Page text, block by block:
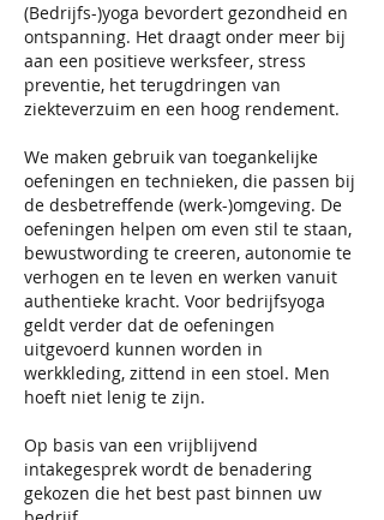
(Bedrijfs-)yoga bevordert gezondheid en
ontspanning. Het draagt onder meer bij
aan een positieve werksfeer, stress
preventie, het terugdringen van
ziekteverzuim en een hoog rendement.
We maken gebruik van toegankelijke
oefeningen en technieken, die passen bij
de desbetreffende (werk-)omgeving. De
oefeningen helpen om even stil te staan,
bewustwording te creeren, autonomie te
verhogen en te leven en werken vanuit
authentieke kracht. Voor bedrijfsyoga
geldt verder dat de oefeningen
uitgevoerd kunnen worden in
werkkleding, zittend in een stoel. Men
hoeft niet lenig te zijn.
Op basis van een vrijblijvend
intakegesprek wordt de benadering
gekozen die het best past binnen uw